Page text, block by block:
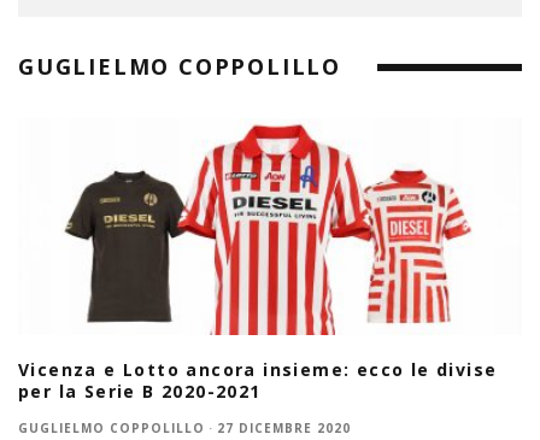
GUGLIELMO COPPOLILLO
Vicenza e Lotto ancora insieme: ecco le divise
per la Serie B 2020-2021
GUGLIELMO COPPOLILLO · 27 DICEMBRE 2020